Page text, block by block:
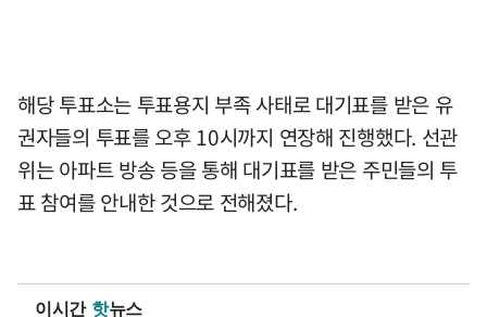
해당 투표소는 투표용지 부족 사태로 대기표를 받은 유
권자들의 투표를 오후 10시까지 연장해 진행했다. 선관
위는 아파트 방송 등을 통해 대기표를 받은 주민들의 투
표 참여를 안내한 것으로 전해졌다.
이시간 핫뉴스